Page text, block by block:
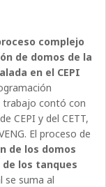
complejo
de domos de la
en el CEPI
trabajo contó con
CEPI y del CETT,
El proceso de
de los domos
los tanques
se suma al